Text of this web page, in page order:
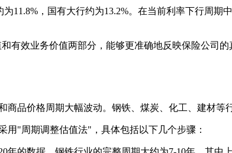
11.8%，国有大行约为13.2%。在当前利率下行周
有效业务价值两部分，能够更准确地反映保险公司
品价格周期大幅波动。钢铁、煤炭、化工、建材等
"周期调整估值法"，具体包括以下几个步骤：